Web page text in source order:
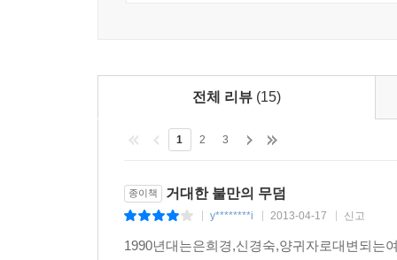
전체 리뷰 (15)
1 2 3
종이책 거대한 불만의 무덤
y********i 2013-04-17 신고
1990년대는은희경,신경숙,양귀자로대변되는